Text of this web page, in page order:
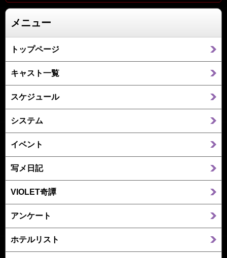
メニュー
トップページ
キャスト一覧
スケジュール
システム
イベント
写メ日記
VIOLET奇譚
アンケート
ホテルリスト